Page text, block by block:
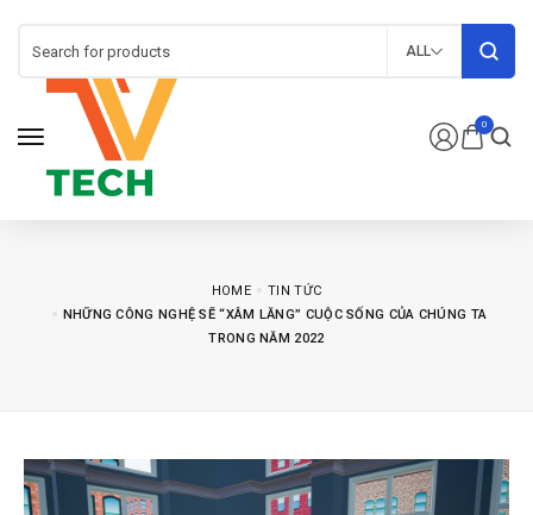
0
ALL
HOME
TIN TỨC
NHỮNG CÔNG NGHỆ SẼ “XÂM LĂNG” CUỘC SỐNG CỦA CHÚNG TA
TRONG NĂM 2022